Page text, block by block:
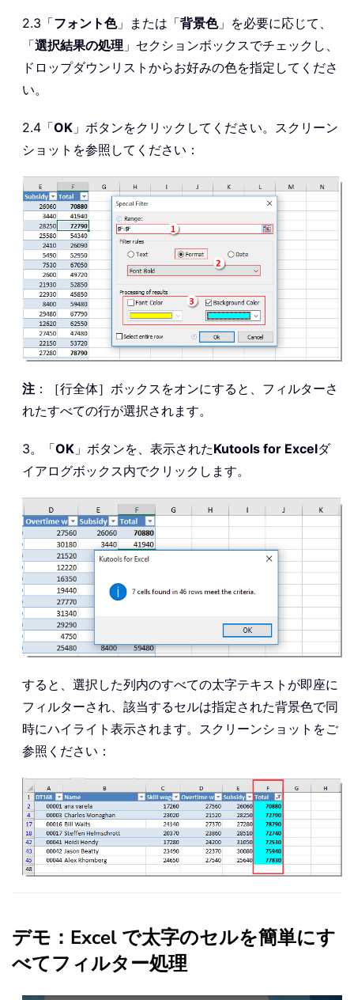
2.3「フォント色」または「背景色」を必要に応じて、
「選択結果の処理 」セクションボックスでチェックし、
ドロップダウンリストからお好みの色を指定してくださ
い。
2.4「OK 」ボタンをクリックしてください。スクリーン
ショットを参照してください：
注 ：［行全体］ボックスをオンにすると、フィルターさ
れたすべての行が選択されます。
3。「OK 」ボタンを、表示されたKutools for Excelダ
イアログボックス内でクリックします。
すると、選択した列内のすべての太字テキストが即座に
フィルターされ、該当するセルは指定された背景色で同
時にハイライト表示されます。スクリーンショットをご
参照ください：
デモ：Excel で太字のセルを簡単にす
べてフィルター処理